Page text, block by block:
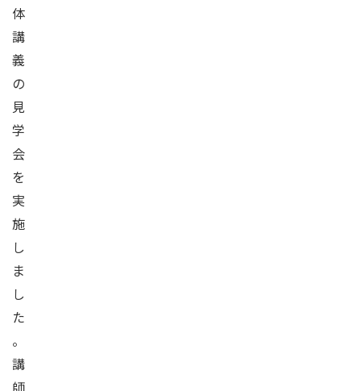
体
講
義
の
見
学
会
を
実
施
し
ま
し
た
。
講
師